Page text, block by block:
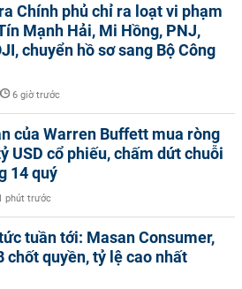
Chính phủ chỉ ra loạt vi phạm
Mạnh Hải, Mi Hồng, PNJ,
chuyển hồ sơ sang Bộ Công
6 giờ trước
của Warren Buffett mua ròng
USD cổ phiếu, chấm dứt chuỗi
14 quý
phút trước
tuần tới: Masan Consumer,
chốt quyền, tỷ lệ cao nhất